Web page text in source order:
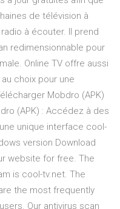
de télévision à
à écouter. Il prend
redimensionnable pour
Online TV offre aussi
choix pour une
Mobdro (APK)
(APK) : Accédez à des
unique interface cool-
version Download
website for free. The
is cool-tv.net. The
the most frequently
Our antivirus scan